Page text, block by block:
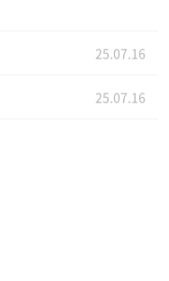
25.07.16
25.07.16